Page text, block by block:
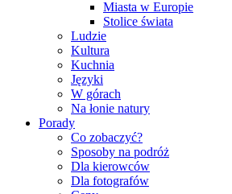
Miasta w Europie
Stolice świata
Ludzie
Kultura
Kuchnia
Języki
W górach
Na łonie natury
Porady
Co zobaczyć?
Sposoby na podróż
Dla kierowców
Dla fotografów